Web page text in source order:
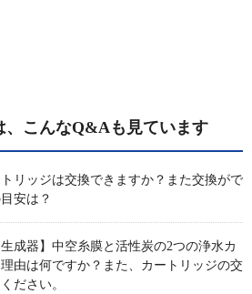
、こんなQ&Aも見ています
リッジは交換できますか？また交換がで
安は？
生成器】中空糸膜と活性炭の2つの浄水カ
由は何ですか？また、カートリッジの交
ださい。